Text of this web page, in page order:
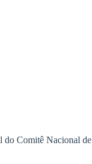
do Comitê Nacional de